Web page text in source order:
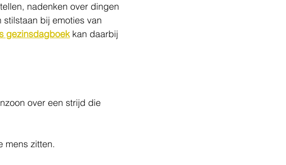
nadenken over dingen
bij emoties van
gezinsdagboek kan daarbij
over een strijd die
mens zitten.